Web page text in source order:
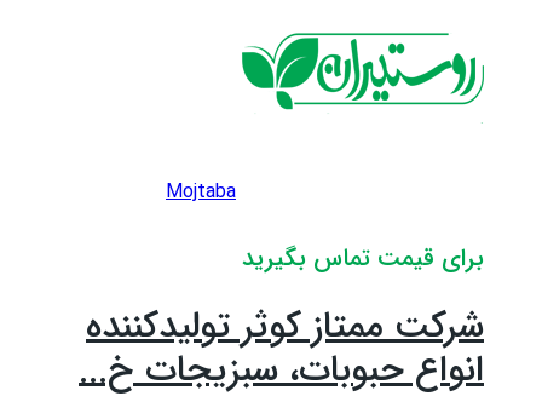
Mojtaba
برای قیمت تماس بگیرید
شرکت ممتاز کوثر تولیدکننده
انواع حبوبات، سبزیجات خ...